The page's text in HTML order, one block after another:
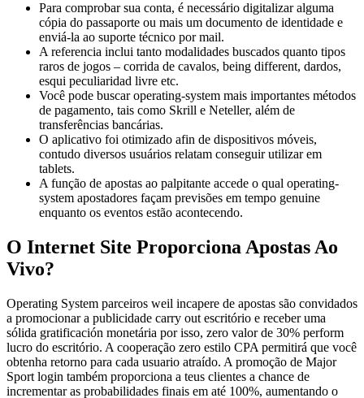
Para comprobar sua conta, é necessário digitalizar alguma
cópia do passaporte ou mais um documento de identidade e
enviá-la ao suporte técnico por mail.
A referencia inclui tanto modalidades buscados quanto tipos
raros de jogos – corrida de cavalos, being different, dardos,
esqui peculiaridad livre etc.
Você pode buscar operating-system mais importantes métodos
de pagamento, tais como Skrill e Neteller, além de
transferências bancárias.
O aplicativo foi otimizado afin de dispositivos móveis,
contudo diversos usuários relatam conseguir utilizar em
tablets.
A função de apostas ao palpitante accede o qual operating-
system apostadores façam previsões em tempo genuine
enquanto os eventos estão acontecendo.
O Internet Site Proporciona Apostas Ao
Vivo?
Operating System parceiros weil incapere de apostas são convidados
a promocionar a publicidade carry out escritório e receber uma
sólida gratificación monetária por isso, zero valor de 30% perform
lucro do escritório. A cooperação zero estilo CPA permitirá que você
obtenha retorno para cada usuario atraído. A promoção de Major
Sport login também proporciona a teus clientes a chance de
incrementar as probabilidades finais em até 100%, aumentando o